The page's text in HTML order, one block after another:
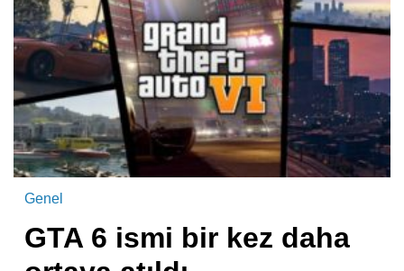
Genel
GTA 6 ismi bir kez daha